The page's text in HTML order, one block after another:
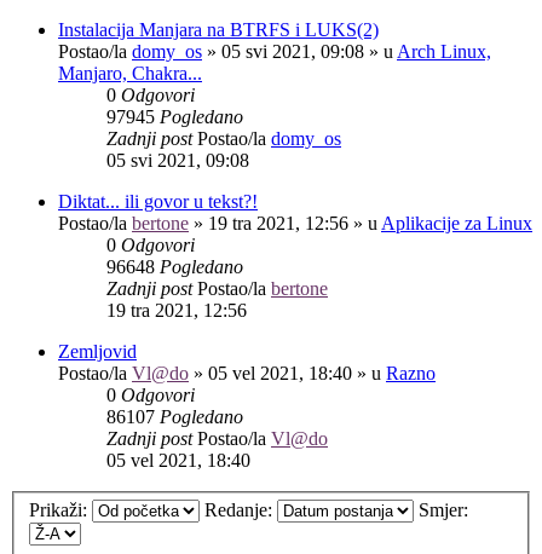
Instalacija Manjara na BTRFS i LUKS(2)
Postao/la domy_os » 05 svi 2021, 09:08 » u Arch Linux,
Manjaro, Chakra...
0 Odgovori
97945 Pogledano
Zadnji postPostao/la domy_os
05 svi 2021, 09:08
Diktat... ili govor u tekst?!
Postao/la bertone » 19 tra 2021, 12:56 » u Aplikacije za Linux
0 Odgovori
96648 Pogledano
Zadnji postPostao/la bertone
19 tra 2021, 12:56
Zemljovid
Postao/la Vl@do » 05 vel 2021, 18:40 » u Razno
0 Odgovori
86107 Pogledano
Zadnji postPostao/la Vl@do
05 vel 2021, 18:40
Prikaži: Redanje: Smjer: